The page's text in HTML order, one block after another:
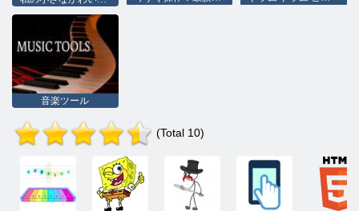
音楽ツール
(Total 10)